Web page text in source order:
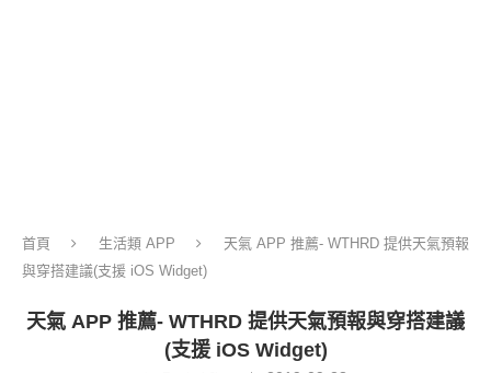
首頁 生活類 APP
天氣 APP 推薦- WTHRD 提供天氣預報
與穿搭建議(支援 iOS Widget)
天氣 APP 推薦- WTHRD 提供天氣預報與穿搭建議
(支援 iOS Widget)